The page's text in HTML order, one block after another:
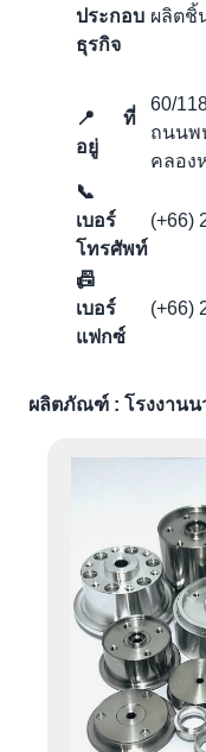
ประกอบ
ธุรกิจ
ผลิตชิ้
📍 ที่
อยู่
60/
ถนนพ
คลอง
📞
เบอร์
โทรศัพท์
(+66)
📠
เบอร์
แฟกซ์
(+66)
ผลิตภัณฑ์ : โรงงานน